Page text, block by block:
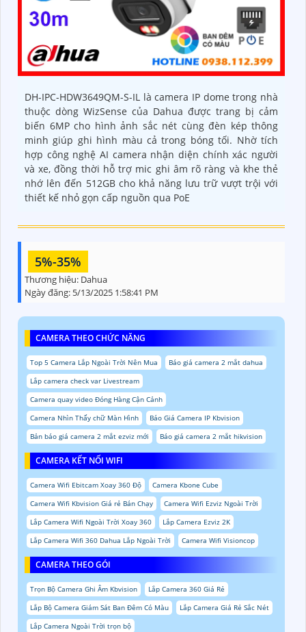
DH-IPC-HDW3649QM-S-IL là camera IP dome trong nhà
thuộc dòng WizSense của Dahua được trang bị cảm
biến 6MP cho hình ảnh sắc nét cùng đèn kép thông
minh giúp ghi hình màu cả trong bóng tối. Nhờ tích
hợp công nghệ AI camera nhận diện chính xác người
và xe, đồng thời hỗ trợ mic ghi âm rõ ràng và khe thẻ
nhớ lên đến 512GB cho khả năng lưu trữ vượt trội với
thiết kế nhỏ gọn cấp nguồn qua PoE
5%-35%
Thương hiệu: Dahua
Ngày đăng: 5/13/2025 1:58:41 PM
CAMERA THEO CHỨC NĂNG
Top 5 Camera Lắp Ngoài Trời Nên Mua
Báo giá camera 2 mắt dahua
Lắp camera check var Livestream
Camera quay video Đóng Hàng Cận Cảnh
Camera Nhìn Thấy chữ Màn Hình
Báo Giá Camera IP Kbvision
Bản báo giá camera 2 mắt ezviz mới
Báo giá camera 2 mắt hikvision
CAMERA KẾT NỐI WIFI
Camera Wifi Ebitcam Xoay 360 Độ
Camera Kbone Cube
Camera Wifi Kbvision Giá rẻ Bán Chạy
Camera Wifi Ezviz Ngoài Trời
Lắp Camera Wifi Ngoài Trời Xoay 360
Lắp Camera Ezviz 2K
Lắp Camera Wifi 360 Dahua Lắp Ngoài Trời
Camera Wifi Visioncop
CAMERA THEO GÓI
Trọn Bộ Camera Ghi Âm Kbvision
Lắp Camera 360 Giá Rẻ
Lắp Bộ Camera Giám Sát Ban Đêm Có Màu
Lắp Camera Giá Rẻ Sắc Nét
Lắp Camera Ngoài Trời trọn bộ